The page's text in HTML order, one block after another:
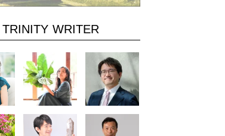
TRINITY WRITER